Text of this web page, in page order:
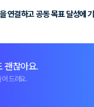
연결하고 공동 목표 달성에
괜찮아요.
드려요.